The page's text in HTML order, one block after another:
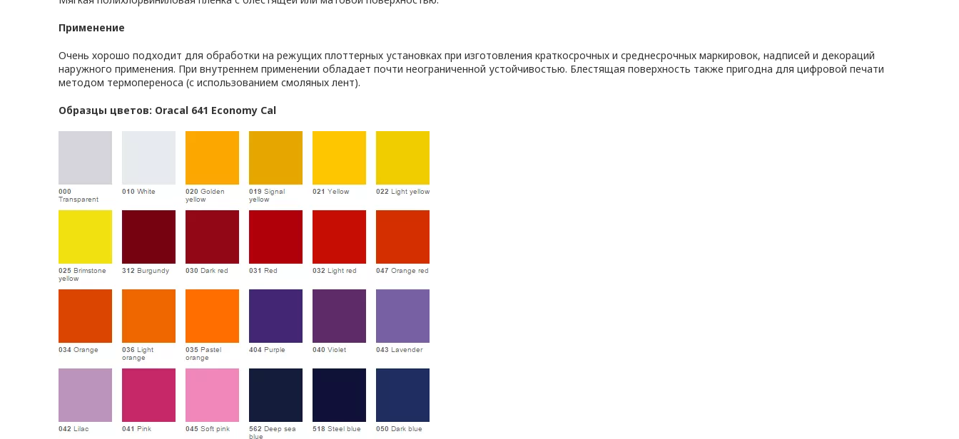
Применение
Очень хорошо подходит для обработки на режущих плоттерных установках при изготовления краткосрочных и среднесрочных маркировок, надписей и декораций
наружного применения. При внутреннем применении обладает почти неограниченной устойчивостью. Блестящая поверхность также пригодна для цифровой печати
методом термопереноса (с использованием смоляных лент).
Образцы цветов: Oracal 641 Economy Cal